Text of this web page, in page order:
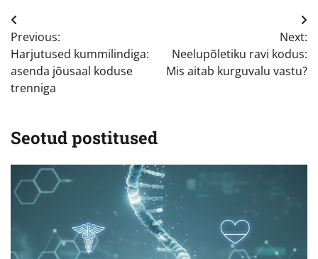
Navigeerimine
Previous:
Harjutused kummilindiga:
asenda jõusaal koduse
trenniga
Next:
Neelupõletiku ravi kodus:
Mis aitab kurguvalu vastu?
Seotud postitused